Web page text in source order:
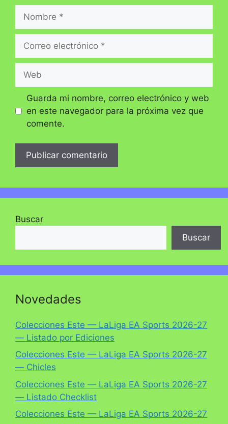
Nombre
Correo
Web
Guarda mi nombre, correo electrónico y web
en este navegador para la próxima vez que
comente.
Buscar
Buscar
Novedades
Colecciones Este — LaLiga EA Sports 2026-27
— Listado por Ediciones
Colecciones Este — LaLiga EA Sports 2026-27
— Chicles
Colecciones Este — LaLiga EA Sports 2026-27
— Listado Checklist
Colecciones Este — LaLiga EA Sports 2026-27